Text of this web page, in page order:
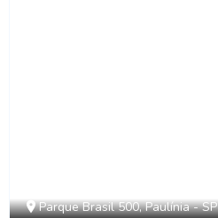
Parque Brasil 500, Paulínia - SP